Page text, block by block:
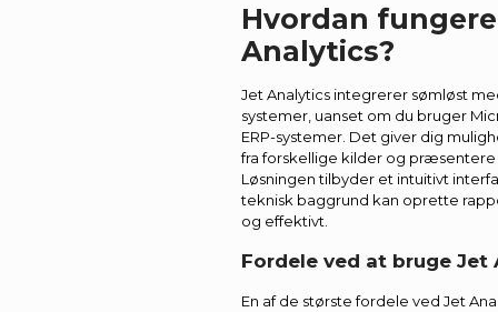
Hvordan
Analytics?
Jet Analytics integrerer sømløst
systemer, uanset om du bruger
ERP-systemer. Det giver dig
fra forskellige kilder og
Løsningen tilbyder et intuitivt
teknisk baggrund kan oprette
og effektivt.
Fordele ved at bruge Jet
En af de største fordele ved Jet